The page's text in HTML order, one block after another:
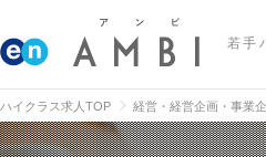
若手
ハイクラス求人TOP 経営・経営企画・事業